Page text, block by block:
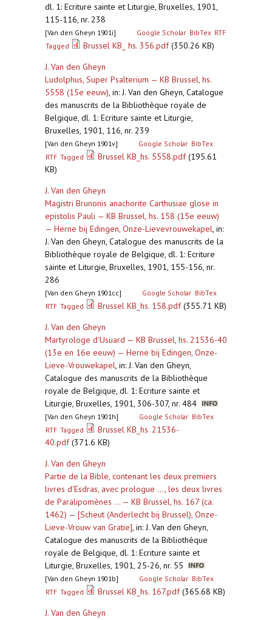
dl. 1: Ecriture sainte et Liturgie, Bruxelles, 1901,
115-116, nr. 238
[Van den Gheyn 1901i] Google Scholar BibTex RTF
Tagged
Brussel KB_ hs. 356.pdf(350.26 KB)
J. Van den Gheyn
Ludolphus, Super Psalterium — KB Brussel, hs.
5558 (15e eeuw), in: J. Van den Gheyn, Catalogue
des manuscrits de la Bibliothèque royale de
Belgique, dl. 1: Ecriture sainte et Liturgie,
Bruxelles, 1901, 116, nr. 239
[Van den Gheyn 1901v] Google Scholar BibTex
RTF Tagged Brussel KB_hs. 5558.pdf(195.61
KB)
J. Van den Gheyn
Magistri Brunonis anachorite Carthusiae glose in
epistolis Pauli — KB Brussel, hs. 158 (15e eeuw)
— Herne bij Edingen, Onze-Lievevrouwekapel, in:
J. Van den Gheyn, Catalogue des manuscrits de la
Bibliothèque royale de Belgique, dl. 1: Ecriture
sainte et Liturgie, Bruxelles, 1901, 155-156, nr.
286
[Van den Gheyn 1901cc] Google Scholar BibTex
RTF Tagged Brussel KB_hs. 158.pdf(355.71 KB)
J. Van den Gheyn
Martyrologe d'Usuard — KB Brussel, hs. 21536-40
(13e en 16e eeuw) — Herne bij Edingen, Onze-
Lieve-Vrouwekapel, in: J. Van den Gheyn,
Catalogue des manuscrits de la Bibliothèque
royale de Belgique, dl. 1: Ecriture sainte et
Liturgie, Bruxelles, 1901, 306-307, nr. 484
[Van den Gheyn 1901h] Google Scholar BibTex
RTF Tagged
Brussel KB_hs. 21536-
40.pdf(371.6 KB)
J. Van den Gheyn
Partie de la Bible, contenant les deux premiers
livres d'Esdras, avec prologue ..., les deux livres
de Paralipomènes ... — KB Brussel, hs. 167 (ca.
1462) — [Scheut (Anderlecht bij Brussel), Onze-
Lieve-Vrouw van Gratie], in: J. Van den Gheyn,
Catalogue des manuscrits de la Bibliothèque
royale de Belgique, dl. 1: Ecriture sainte et
Liturgie, Bruxelles, 1901, 25-26, nr. 55
[Van den Gheyn 1901b] Google Scholar BibTex
RTF Tagged Brussel KB_hs. 167.pdf(365.68 KB)
J. Van den Gheyn